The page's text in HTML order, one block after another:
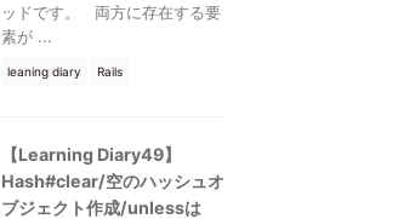
ッドです。 両方に存在する要
素が ...
leaning diary Rails
【Learning Diary49】
Hash#clear/空のハッシュオ
ブジェクト作成/unlessは